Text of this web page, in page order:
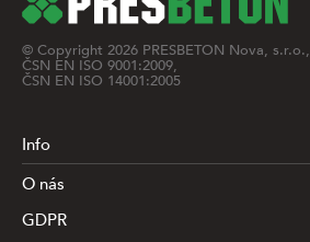
© Copyright 2026 PRESBETON Nova, s.r.o.,
ČSN EN ISO 9001:2009,
ČSN EN ISO 14001:2005
Info
O nás
GDPR